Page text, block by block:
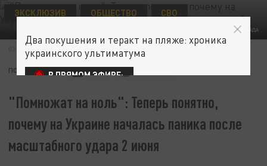
КОЛЛАЖ ЦАРЬГРАДА
ЭКСКЛЮЗИВ ОБЩЕСТВО СВО
ПОДПИШИТЕСЬ:
"Помножат на ноль": Теперь понятно,
почему на Украине началась паника после
масштабного удара 2 июня
Два покушения и теракт на пляже: хроника
украинского ультиматума
В ПРЯМОМ ЭФИРЕ: